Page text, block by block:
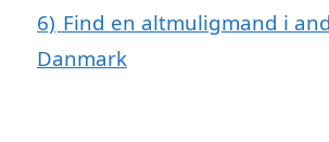
6) Find en altmuligmand i
Danmark